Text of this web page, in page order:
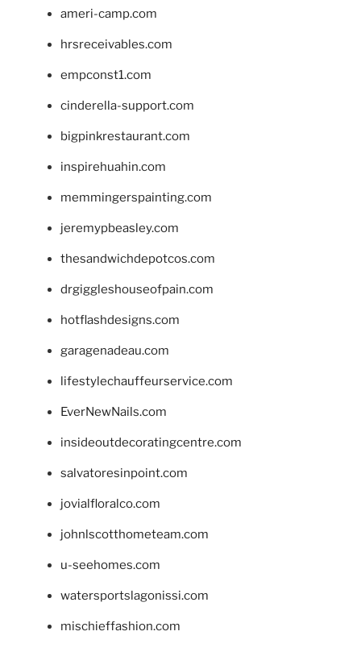
ameri-camp.com
hrsreceivables.com
empconst1.com
cinderella-support.com
bigpinkrestaurant.com
inspirehuahin.com
memmingerspainting.com
jeremypbeasley.com
thesandwichdepotcos.com
drgiggleshouseofpain.com
hotflashdesigns.com
garagenadeau.com
lifestylechauffeurservice.com
EverNewNails.com
insideoutdecoratingcentre.com
salvatoresinpoint.com
jovialfloralco.com
johnlscotthometeam.com
u-seehomes.com
watersportslagonissi.com
mischieffashion.com